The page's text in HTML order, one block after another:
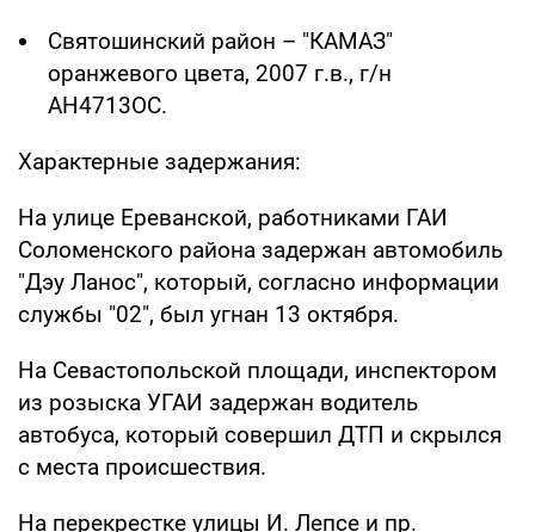
Святошинский район – "КАМАЗ"
оранжевого цвета, 2007 г.в., г/н
АН4713ОС.
Характерные задержания:
На улице Ереванской, работниками ГАИ
Соломенского района задержан автомобиль
"Дэу Ланос", который, согласно информации
службы "02", был угнан 13 октября.
На Севастопольской площади, инспектором
из розыска УГАИ задержан водитель
автобуса, который совершил ДТП и скрылся
с места происшествия.
На перекрестке улицы И. Лепсе и пр.